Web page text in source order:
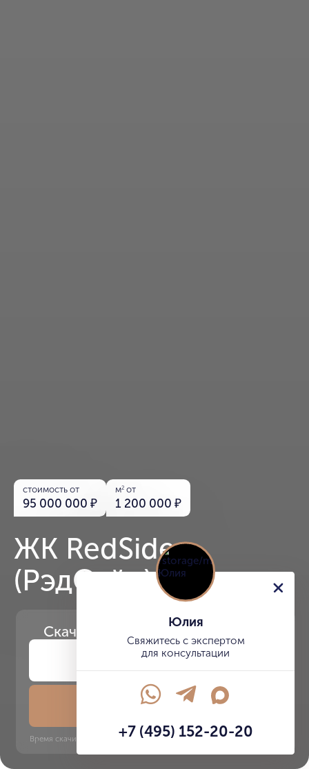
стоимость от
95 000 000₽
м2 от
1 200 000₽
ЖК RedSide
(РэдСайд)
Скачайте презентацию проекта
Скачать презентацию
Время скачивания: 6 секунд | PDF, 13 MB | Обновлён 3 июня 2022
Юлия
Свяжитесь с экспертом
для консультации
+7 (495) 152-20-20